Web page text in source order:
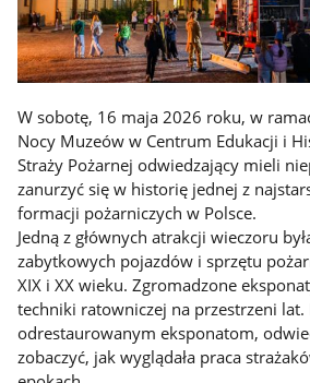
W sobotę, 16 maja 2026 roku, w
Nocy Muzeów w Centrum Edukacji i
Straży Pożarnej odwiedzający mieli
zanurzyć się w historię jednej z
formacji pożarniczych w Polsce.
Jedną z głównych atrakcji wieczoru
zabytkowych pojazdów i sprzętu
XIX i XX wieku. Zgromadzone
techniki ratowniczej na przestrzeni lat.
odrestaurowanym eksponatom,
zobaczyć, jak wyglądała praca